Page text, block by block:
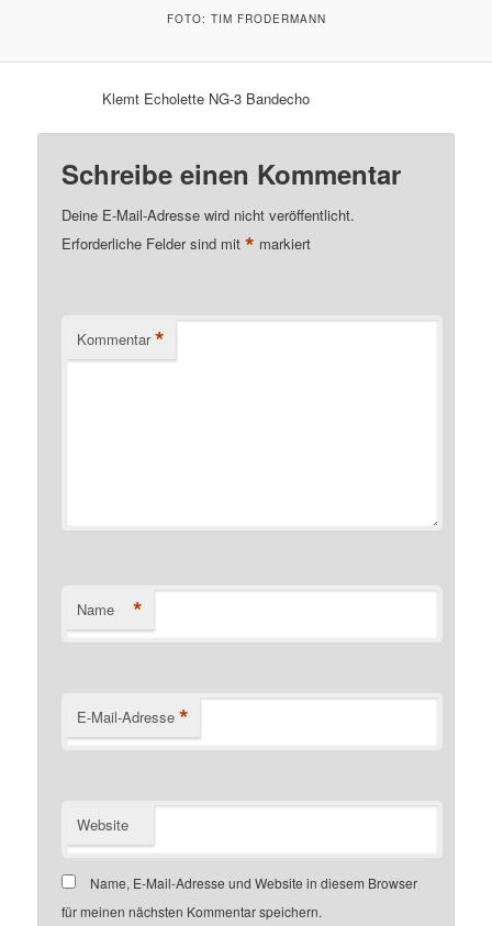
FOTO: TIM FRODERMANN
Klemt Echolette NG-3 Bandecho
Schreibe einen Kommentar
Deine E-Mail-Adresse wird nicht veröffentlicht.
Erforderliche Felder sind mit* markiert
Kommentar *
Name *
E-Mail-Adresse *
Website
Name, E-Mail-Adresse und Website in diesem Browser
für meinen nächsten Kommentar speichern.